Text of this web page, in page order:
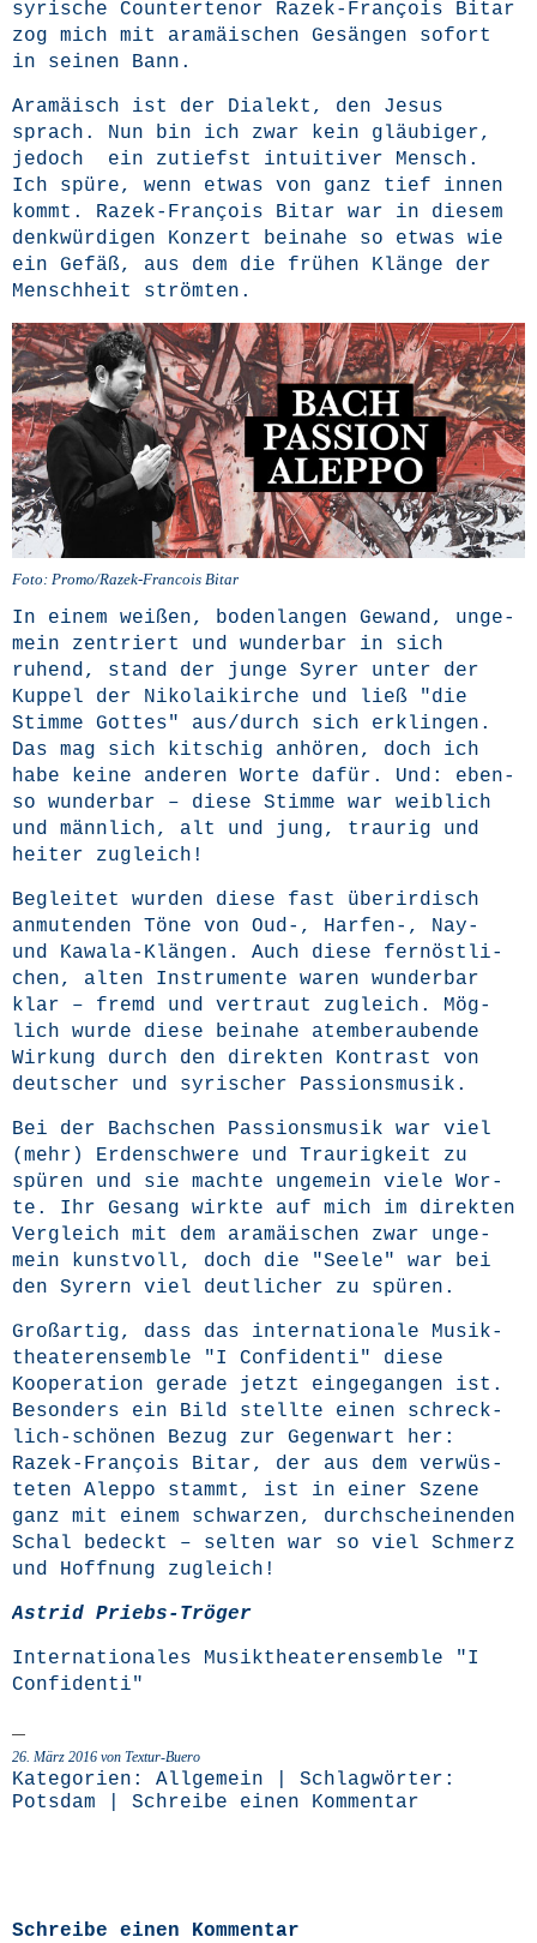
syri­sche Coun­ter­te­nor Razek-Fran­çois Bit­ar
zog mich mit ara­mäi­schen Gesän­gen sofort
in sei­nen Bann.
Ara­mä­isch ist der Dia­lekt, den Jesus
sprach. Nun bin ich zwar kein gläu­bi­ger,
jedoch ein zutiefst intui­ti­ver Mensch.
Ich spü­re, wenn etwas von ganz tief innen
kommt. Razek-Fran­çois Bit­ar war in die­sem
denk­wür­di­gen Kon­zert bei­na­he so etwas wie
ein Gefäß, aus dem die frü­hen Klän­ge der
Mensch­heit strömten.
Foto: Pro­mo/Ra­zek-Fran­cois Bitar
In einem wei­ßen, boden­lan­gen Gewand, unge­
mein zen­triert und wun­der­bar in sich
ruhend, stand der jun­ge Syrer unter der
Kup­pel der Niko­lai­kir­che und ließ "die
Stim­me Got­tes" aus/durch sich erklin­gen.
Das mag sich kit­schig anhö­ren, doch ich
habe kei­ne ande­ren Wor­te dafür. Und: eben­
so wun­der­bar – die­se Stim­me war weib­lich
und männ­lich, alt und jung, trau­rig und
hei­ter zugleich!
Beglei­tet wur­den die­se fast über­ir­disch
anmu­ten­den Töne von Oud‑, Harfen‑, Nay-
und Kawa­la-Klän­gen. Auch die­se fern­öst­li­
chen, alten Instru­men­te waren wun­der­bar
klar – fremd und ver­traut zugleich. Mög­
lich wur­de die­se bei­na­he atem­be­rau­ben­de
Wir­kung durch den direk­ten Kon­trast von
deut­scher und syri­scher Passionsmusik.
Bei der Bach­schen Pas­si­ons­mu­sik war viel
(mehr) Erden­schwe­re und Trau­rig­keit zu
spü­ren und sie mach­te unge­mein vie­le Wor­
te. Ihr Gesang wirk­te auf mich im direk­ten
Ver­gleich mit dem ara­mäi­schen zwar unge­
mein kunst­voll, doch die "See­le" war bei
den Syrern viel deut­li­cher zu spüren.
Groß­ar­tig, dass das inter­na­tio­na­le Musik­
thea­ter­en­sem­ble "I Con­fi­den­ti" die­se
Koope­ra­ti­on gera­de jetzt ein­ge­gan­gen ist.
Beson­ders ein Bild stell­te einen schreck­
lich-schö­nen Bezug zur Gegen­wart her:
Razek-Fran­çois Bit­ar, der aus dem ver­wüs­
te­ten Alep­po stammt, ist in einer Sze­ne
ganz mit einem schwar­zen, durch­schei­nen­den
Schal bedeckt – sel­ten war so viel Schmerz
und Hoff­nung zugleich!
Astrid Priebs-Trö­ger
Inter­na­tio­na­les Musik­thea­ter­en­sem­ble
"I
Con­fi­den­ti"
26. März 2016 von Textur-Buero
Kategorien: Allgemein | Schlagwörter:
Potsdam
Schreibe einen Kommentar
Schreibe einen Kommentar